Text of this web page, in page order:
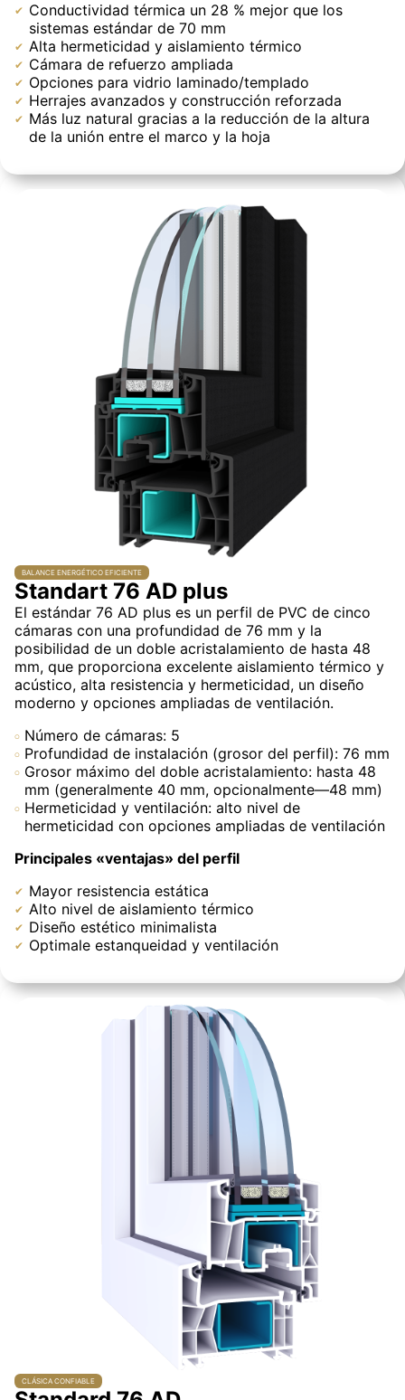
Conductividad térmica un 28 % mejor que los
sistemas estándar de 70 mm
Alta hermeticidad y aislamiento térmico
Cámara de refuerzo ampliada
Opciones para vidrio laminado/templado
Herrajes avanzados y construcción reforzada
Más luz natural gracias a la reducción de la altura
de la unión entre el marco y la hoja
BALANCE ENERGÉTICO EFICIENTE
Standart 76 AD plus
El estándar 76 AD plus es un perfil de PVC de cinco
cámaras con una profundidad de 76 mm y la
posibilidad de un doble acristalamiento de hasta 48
mm, que proporciona excelente aislamiento térmico y
acústico, alta resistencia y hermeticidad, un diseño
moderno y opciones ampliadas de ventilación.
Número de cámaras: 5
Profundidad de instalación (grosor del perfil): 76 mm
Grosor máximo del doble acristalamiento: hasta 48
mm (generalmente 40 mm, opcionalmente—48 mm)
Hermeticidad y ventilación: alto nivel de
hermeticidad con opciones ampliadas de ventilación
Principales «ventajas» del perfil
Mayor resistencia estática
Alto nivel de aislamiento térmico
Diseño estético minimalista
Optimale estanqueidad y ventilación
CLÁSICA CONFIABLE